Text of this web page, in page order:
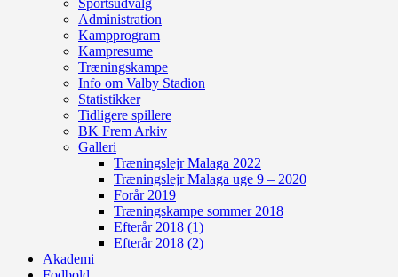
Administration
Kampprogram
Kampresume
Træningskampe
Info om Valby Stadion
Statistikker
Tidligere spillere
BK Frem Arkiv
Galleri
Træningslejr Malaga 2022
Træningslejr Malaga uge 9 – 2020
Forår 2019
Træningskampe sommer 2018
Efterår 2018 (1)
Efterår 2018 (2)
Akademi